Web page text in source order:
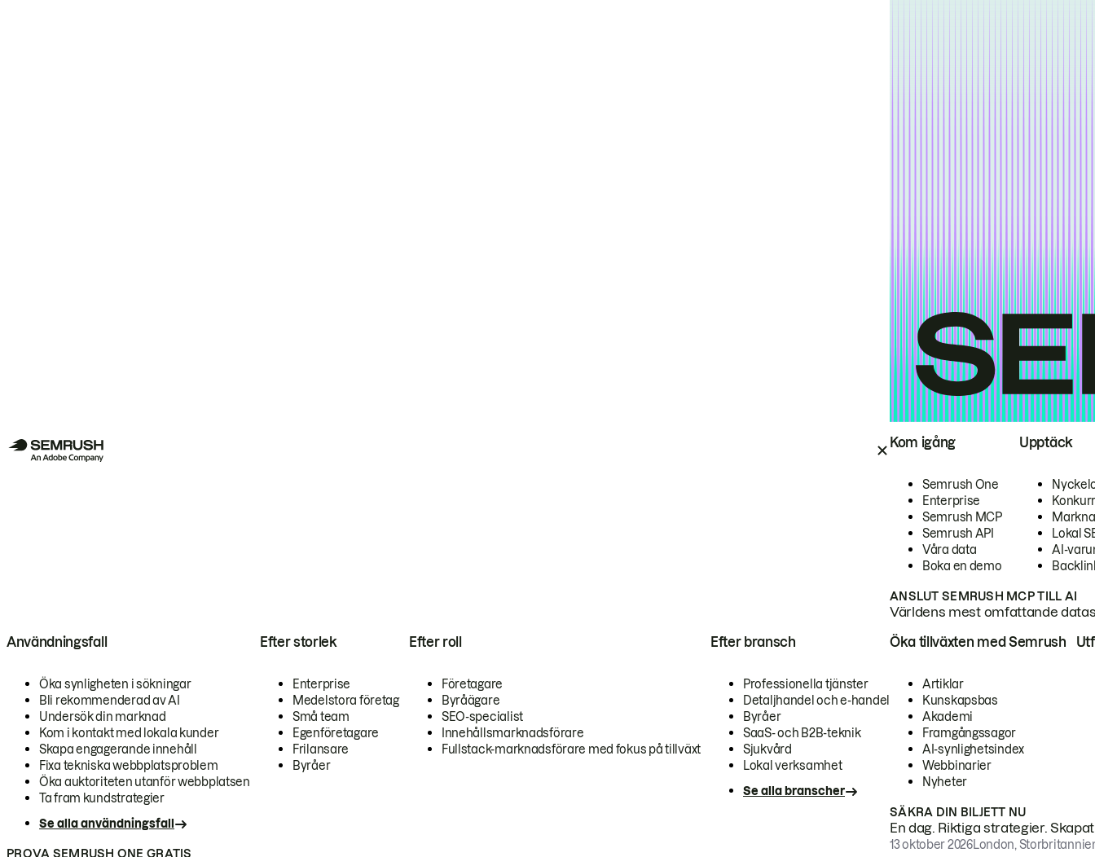
Kom igång
Semrush One
Enterprise
Semrush MCP
Semrush API
Våra data
Boka en demo
Upptäck
Lokal
AI-
ANSLUT SEMRUSH MCP TILL AI
Världens mest omfattande
Användningsfall
Öka synligheten i sökningar
Bli rekommenderad av AI
Undersök din marknad
Kom i kontakt med lokala kunder
Skapa engagerande innehåll
Fixa tekniska webbplatsproblem
Öka auktoriteten utanför webbplatsen
Ta fram kundstrategier
Se alla användningsfall
Efter storlek
Enterprise
Medelstora företag
Små team
Egenföretagare
Frilansare
Byråer
Efter roll
Företagare
Byråägare
SEO-specialist
Innehållsmarknadsförare
Fullstack-marknadsförare med fokus på tillväxt
Efter bransch
Professionella tjänster
Detaljhandel och e-handel
Byråer
SaaS- och B2B-teknik
Sjukvård
Lokal verksamhet
Se alla branscher
PROVA SEMRUSH ONE GRATIS
Öka tillväxten med Semrush
Artiklar
Kunskapsbas
Akademi
Framgångssagor
AI-synlighetsindex
Webbinarier
Nyheter
SÄKRA DIN BILJETT NU
En dag. Riktiga strategier.
13 oktober 2026London,